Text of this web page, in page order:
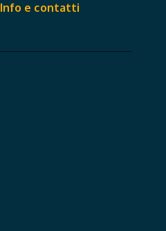
Info e contatti